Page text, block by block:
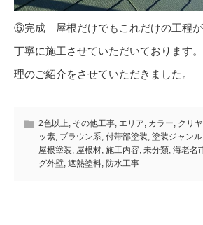
⑥完成 屋根だけでもこれだけの工程が
丁寧に施工させていただいております
理のご紹介をさせていただきました。
2色以上, その他工事, エリア, カラー, クリ
ッ素, ブラウン系, 付帯部塗装, 塗装ジャンル
屋根塗装, 屋根材, 施工内容, 未分類, 海老名
グ外壁, 遮熱塗料, 防水工事